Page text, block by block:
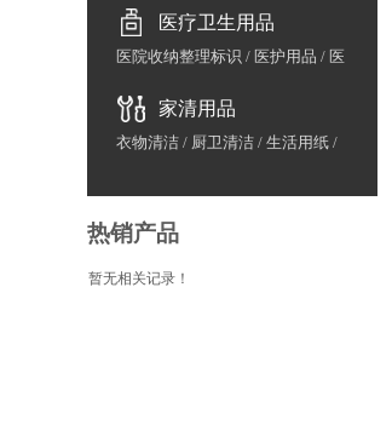
办公用水 / 鲜花/水果/茶叶
医疗卫生用品
医院收纳整理标识 / 医护用品 / 医
家具用品 / 计生用品
防疫用品
家清用品
衣物清洁 / 厨卫清洁 / 生活用纸 /
热销产品
暂无相关记录！